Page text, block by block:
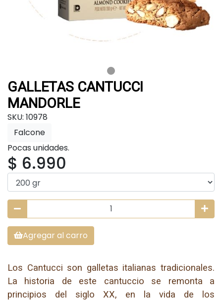
GALLETAS CANTUCCI
MANDORLE
SKU: 10978
Falcone
Pocas unidades.
$ 6.990
Agregar al carro
Los Cantucci son galletas italianas tradicionales.
La historia de este cantuccio se remonta a
principios del siglo XX, en la vida de los